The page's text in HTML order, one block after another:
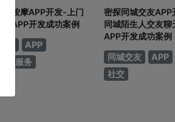
门按摩APP开发-上门
务APP开发成功案例
APP
门服务
密探同城交友
同城陌生人交友聊
APP开发成功案例
同城交友
APP
社交